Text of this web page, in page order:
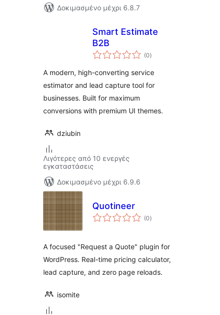
Δοκιμασμένο μέχρι 6.8.7
Smart Estimate
B2B
(0αξιολογήσεις
σύνολο
)
A modern, high-converting service
estimator and lead capture tool for
businesses. Built for maximum
conversions with premium UI themes.
dziubin
Λιγότερες από 10 ενεργές
εγκαταστάσεις
Δοκιμασμένο μέχρι 6.9.6
Quotineer
(0αξιολογήσεις
σύνολο
)
A focused "Request a Quote" plugin for
WordPress. Real-time pricing calculator,
lead capture, and zero page reloads.
isomite